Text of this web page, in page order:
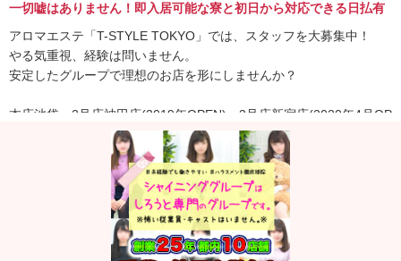
一切嘘はありません！即入居可能な寮と初日から対応できる日払有
アロマエステ「T-STYLE TOKYO」では、スタッフを大募集中！
やる気重視、経験は問いません。
安定したグループで理想のお店を形にしませんか？
本店池袋・2号店神田店(2019年OPEN)・3号店新宿店(2020年4月OP
新店舗出店のため、新規スタッフを募集しております！
店長候補～アルバイトまで幅広く採用中です。
池袋店・新宿店・神田店で同時募集しておりますので、ご希望のエ
●年齢、経験関係なくスタートラインは皆様同じです。